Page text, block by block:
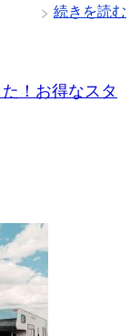
続きを読む
！お得なスタ